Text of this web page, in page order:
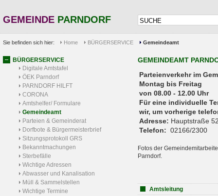
GEMEINDE PARNDORF
Sie befinden sich hier: Home BÜRGERSERVICE Gemeindeamt
BÜRGERSERVICE
Digitale Amtstafel
ÖEK Parndorf
PARNDORF HILFT
CORONA
Amtshelfer/ Formulare
Gemeindeamt
Parteien & Gemeinderat
Dorfbote & Bürgermeisterbrief
Sitzungsprotokoll GRS
Bekanntmachungen
Sterbefälle
Wichtige Adressen
Abwasser und Kanalisation
Müll & Sammelstellen
Wichtige Termine
GEMEINDEAMT
Parteienverkehr
Montag bis Freitag
von 08.00 - 12.00 Uhr
Für eine individuelle
wir, um vorherige
Adresse: Hauptstraße
Telefon: 02166/2300
Fotos der
Parndorf.
Amtsleitung